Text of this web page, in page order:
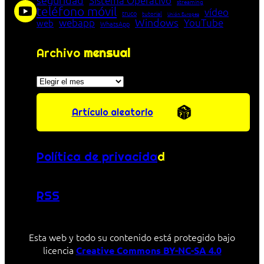
teléfono móvil truco tutorial Unión Europea vídeo
web webapp WhatsApp Windows YouTube
Archivo mensual
Archivos
Artículo aleatorio
Política de privacidad
RSS
Esta web y todo su contenido está protegido bajo
licencia Creative Commons BY-NC-SA 4.0